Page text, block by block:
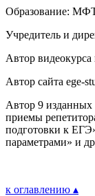
Образование:
Учредитель и
Автор
Автор сайта ege-
Автор 9 изданных
приемы
подготовки к
параметрами» и
к оглавлению ▴